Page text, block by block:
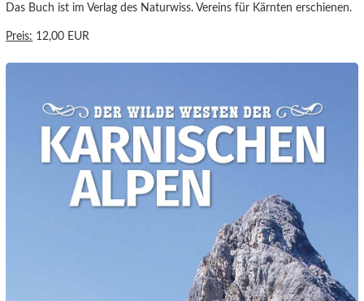
Das Buch ist im Verlag des Naturwiss. Vereins für Kärnten erschienen.
Preis: 12,00 EUR